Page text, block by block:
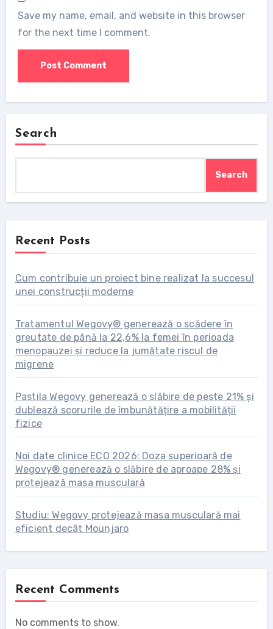
Save my name, email, and website in this browser
for the next time I comment.
Search
Search
Recent Posts
Cum contribuie un proiect bine realizat la succesul
unei construcții moderne
Tratamentul Wegovy® generează o scădere în
greutate de până la 22,6% la femei în perioada
menopauzei și reduce la jumătate riscul de
migrene
Pastila Wegovy generează o slăbire de peste 21% și
dublează scorurile de îmbunătățire a mobilității
fizice
Noi date clinice ECO 2026: Doza superioară de
Wegovy® generează o slăbire de aproape 28% și
protejează masa musculară
Studiu: Wegovy protejează masa musculară mai
eficient decât Mounjaro
Recent Comments
No comments to show.